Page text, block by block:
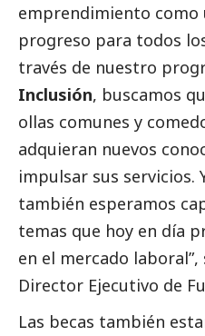
emprendimiento como
progreso para todos
través de nuestro
Inclusión, buscamos
ollas comunes y
adquieran nuevos
impulsar sus servicios.
también esperamos
temas que hoy en día
en el mercado laboral”,
Director Ejecutivo de
Las becas también